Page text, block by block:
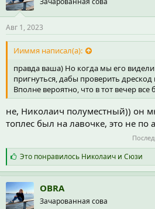
т
и
Авг 1, 2023
Ииммя написал(а):
правда ваша) Но когда мы его
пригнуться, дабы проверить дрескод
Вполне вероятно, что в тот вечер все
не, Николаич полуместный)) он
топлес был на лавочке, это не по
С
и
м
п
а
т
Это понравилось Николаичи Сюзи
OBRA
Зачарованная сова